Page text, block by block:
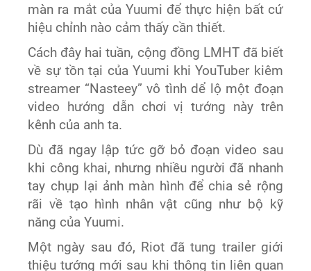
màn ra mắt của Yuumi để thực hiện bất cứ
hiệu chỉnh nào cảm thấy cần thiết.
Cách đây hai tuần, cộng đồng LMHT đã biết
về sự tồn tại của Yuumi khi YouTuber kiêm
streamer “Nasteey” vô tình dể lộ một đoạn
video hướng dẫn chơi vị tướng này trên
kênh của anh ta.
Dù đã ngay lập tức gỡ bỏ đoạn video sau
khi công khai, nhưng nhiều người đã nhanh
tay chụp lại ảnh màn hình để chia sẻ rộng
rãi về tạo hình nhân vật cũng như bộ kỹ
năng của Yuumi.
Một ngày sau đó, Riot đã tung trailer giới
thiệu tướng mới sau khi thông tin liên quan